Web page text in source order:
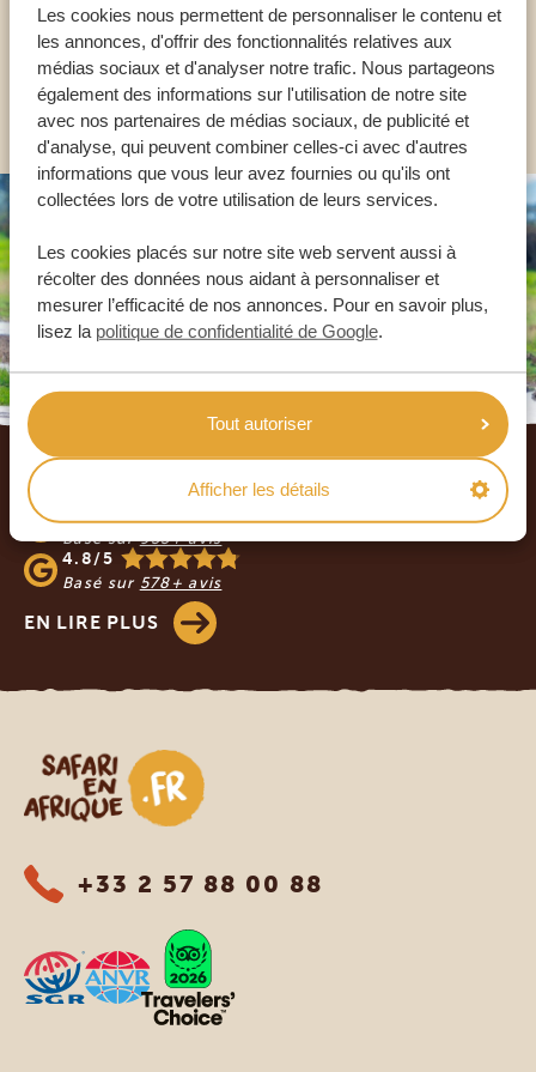
Les cookies nous permettent de personnaliser le contenu et
les annonces, d'offrir des fonctionnalités relatives aux
médias sociaux et d'analyser notre trafic. Nous partageons
également des informations sur l'utilisation de notre site
avec nos partenaires de médias sociaux, de publicité et
d'analyse, qui peuvent combiner celles-ci avec d'autres
informations que vous leur avez fournies ou qu'ils ont
collectées lors de votre utilisation de leurs services.
Les cookies placés sur notre site web servent aussi à
récolter des données nous aidant à personnaliser et
mesurer l’efficacité de nos annonces. Pour en savoir plus,
lisez la politique de confidentialité de Google.
Tout autoriser
Afficher les détails
FR:+33 2 57 88 00 88
AUTRES PAYS
Footer
NOS CLIENTS NOUS RECOMMANDENT
4.9/5
Basé sur933+ avis
4.8/5
Basé sur 578+ avis
EN LIRE PLUS
Safari en Afrique
+33 2 57 88 00 88